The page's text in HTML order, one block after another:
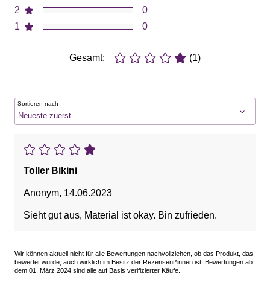
2
1
0
0
Gesamt: (1)
Sortieren nach
Toller Bikini
Anonym, 14.06.2023
Sieht gut aus, Material ist okay. Bin zufrieden.
Wir können aktuell nicht für alle Bewertungen nachvollziehen, ob das Produkt, das
bewertet wurde, auch wirklich im Besitz der Rezensent*innen ist. Bewertungen ab
dem 01. März 2024 sind alle auf Basis verifizierter Käufe.